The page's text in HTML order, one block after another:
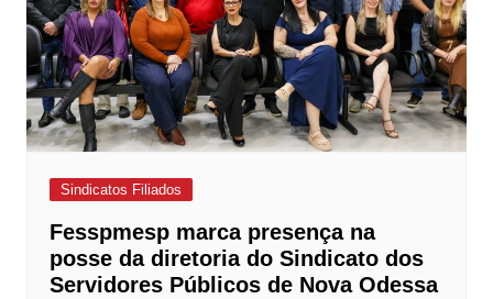
Sindicatos Filiados
Fesspmesp marca presença na
posse da diretoria do Sindicato dos
Servidores Públicos de Nova Odessa